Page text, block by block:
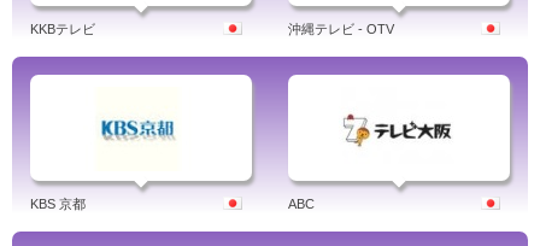
KKBテレビ 沖縄テレビ - OTV
KBS 京都 ABC